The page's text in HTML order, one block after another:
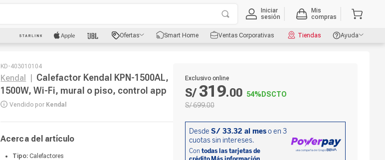
Iniciar
sesión
Mis
compras
Ofertas Smart Home Ventas Corporativas Tiendas
Ayuda
KD-403010104
Kendal
Calefactor Kendal KPN-1500AL,
1500W, Wi-Fi, mural o piso, control app
Vendido por Kendal
Acerca del artículo
Tipo:Calefactores
Exclusivo online
S/ 319.00 54% DSCTO
S/699.00